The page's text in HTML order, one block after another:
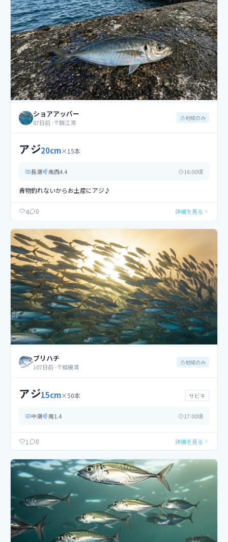
ショアアッパー
87日前 · 錦江湾
地域のみ
アジ20cm×15本
長潮 南西4.4 16:00頃
青物釣れないからお土産にアジ♪
4 0 詳細を見る
ブリハチ
107日前 · 相模湾
地域のみ
アジ15cm×50本 サビキ
中潮 南1.4 17:00頃
1 0 詳細を見る